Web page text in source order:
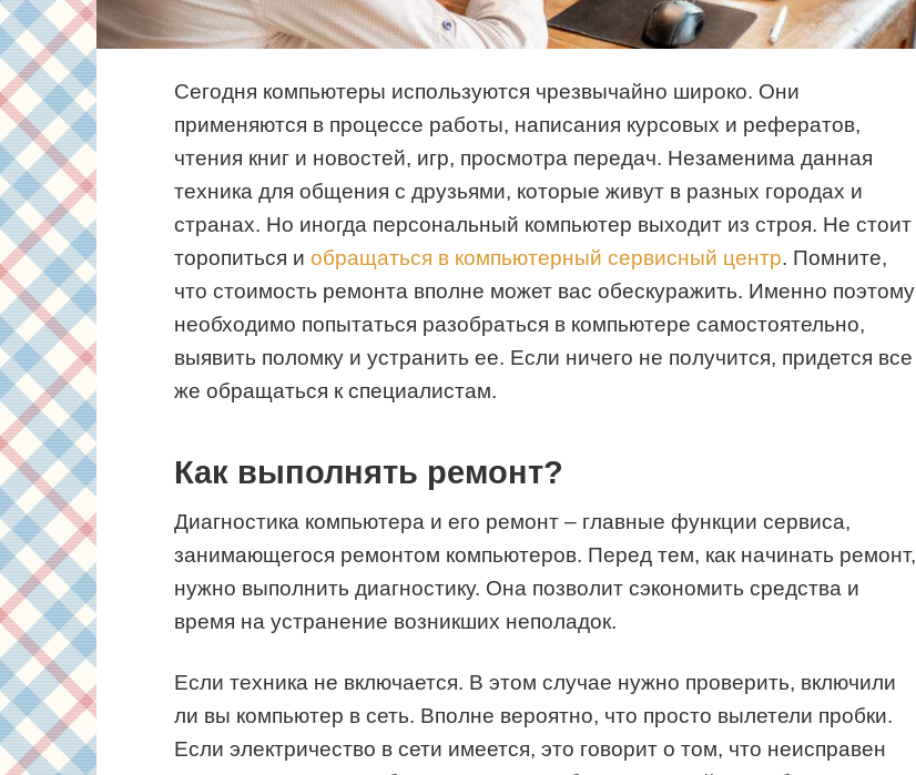
Сегодня компьютеры используются чрезвычайно широко. Они
применяются в процессе работы, написания курсовых и рефератов,
чтения книг и новостей, игр, просмотра передач. Незаменима данная
техника для общения с друзьями, которые живут в разных городах и
странах. Но иногда персональный компьютер выходит из строя. Не стоит
торопиться и обращаться в компьютерный сервисный центр. Помните,
что стоимость ремонта вполне может вас обескуражить. Именно поэтому
необходимо попытаться разобраться в компьютере самостоятельно,
выявить поломку и устранить ее. Если ничего не получится, придется все
же обращаться к специалистам.
Как выполнять ремонт?
Диагностика компьютера и его ремонт – главные функции сервиса,
занимающегося ремонтом компьютеров. Перед тем, как начинать ремонт,
нужно выполнить диагностику. Она позволит сэкономить средства и
время на устранение возникших неполадок.
Если техника не включается. В этом случае нужно проверить, включили
ли вы компьютер в сеть. Вполне вероятно, что просто вылетели пробки.
Если электричество в сети имеется, это говорит о том, что неисправен